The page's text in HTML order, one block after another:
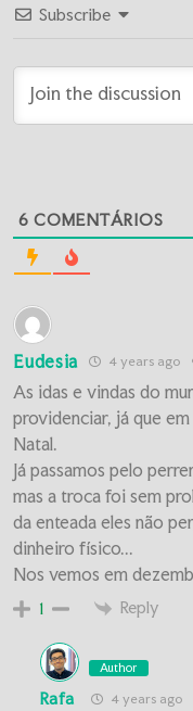
Subscribe
6 COMENTÁRIOS
Eudesia 4 years ago
As idas e vindas do
providenciar, já que
Natal.
Já passamos pelo
mas a troca foi sem
da enteada eles não
dinheiro físico...
Nos vemos em
1 Reply
Author
Rafa 4 years ago